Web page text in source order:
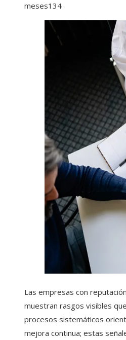
meses134
Las empresas con
muestran rasgos visibles
procesos sistemáticos
mejora continua; estas